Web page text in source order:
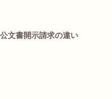
文書開示請求の違い